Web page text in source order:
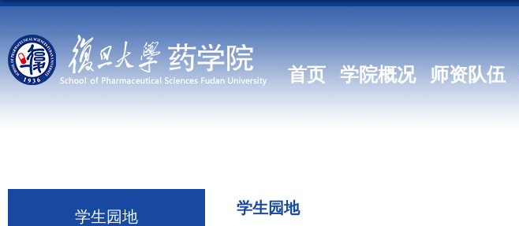
首页 学院概况 师资队伍
学生园地 学生园地